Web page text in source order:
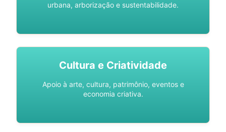
urbana, arborização e sustentabilidade.
Cultura e Criatividade
Apoio à arte, cultura, patrimônio, eventos e
economia criativa.